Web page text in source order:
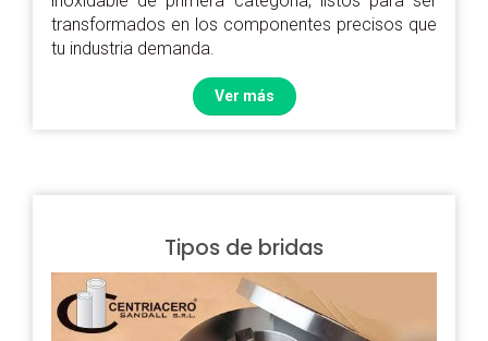
transformados en los componentes precisos que
tu industria demanda.
Ver más
Tipos de bridas